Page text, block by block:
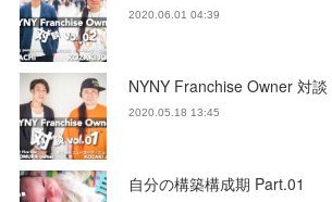
2020.06.01 04:39
NYNY Franchise Owner 対談
2020.05.18 13:45
自分の構築構成期 Part.01